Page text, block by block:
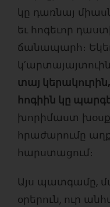
կը դառնայ
եւ հոգեւոր
ճանապարհ։
տայ
հոգիին կը
խորիմաստ խօսք
հրաժարումը
հարստացում։
Այս պատգամը,
օրերուն, ուր